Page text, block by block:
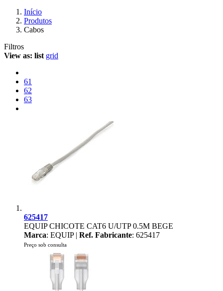
Início
Produtos
Cabos
Filtros
View as: list grid
61
62
63
625417
EQUIP CHICOTE CAT6 U/UTP 0.5M BEGE
Marca: EQUIP | Ref. Fabricante: 625417
Preço sob consulta